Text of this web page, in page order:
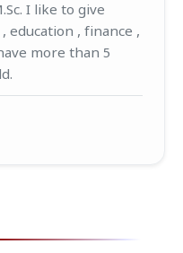
I like to give
education , finance ,
more than 5